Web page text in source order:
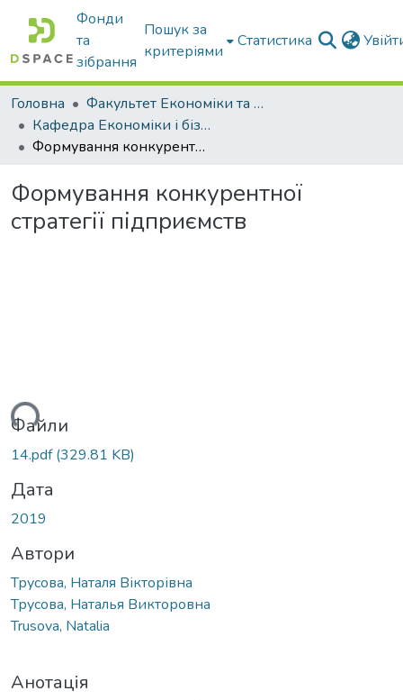
Фонди
та
зібрання
Пошук за
критеріями
Статистика
Головна
Факультет Економіки та бізнесу
Кафедра Економіки і бізнесу
Формування конкурентної стратегії підприємств
Формування конкурентної
стратегії підприємств
Файли
14.pdf(329.81 KB)
Дата
2019
Автори
Трусова, Наталя Вікторівна
Трусова, Наталья Викторовна
Trusova, Natalia
Анотація